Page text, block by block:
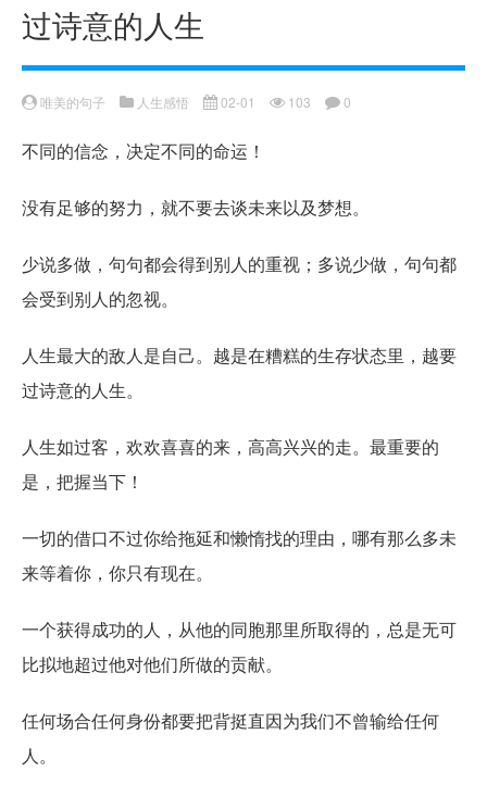
过诗意的人生
唯美的句子 人生感悟 02-01 103 0
不同的信念，决定不同的命运！
没有足够的努力，就不要去谈未来以及梦想。
少说多做，句句都会得到别人的重视；多说少做，句句都
会受到别人的忽视。
人生最大的敌人是自己。越是在糟糕的生存状态里，越要
过诗意的人生。
人生如过客，欢欢喜喜的来，高高兴兴的走。最重要的
是，把握当下！
一切的借口不过你给拖延和懒惰找的理由，哪有那么多未
来等着你，你只有现在。
一个获得成功的人，从他的同胞那里所取得的，总是无可
比拟地超过他对他们所做的贡献。
任何场合任何身份都要把背挺直因为我们不曾输给任何
人。